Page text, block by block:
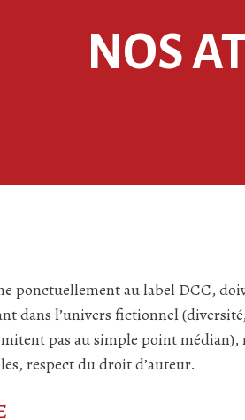
NOS
ponctuellement au label DCC,
dans l’univers ­fictionnel
pas au simple point
respect du droit d’auteur.